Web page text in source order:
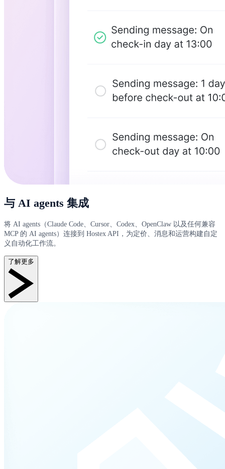
与 AI agents 集成
将 AI agents（Claude Code、Cursor、Codex、OpenClaw 以及任何兼容
MCP 的 AI agents）连接到 Hostex API，为定价、消息和运营构建自定
义自动化工作流。
了解更多